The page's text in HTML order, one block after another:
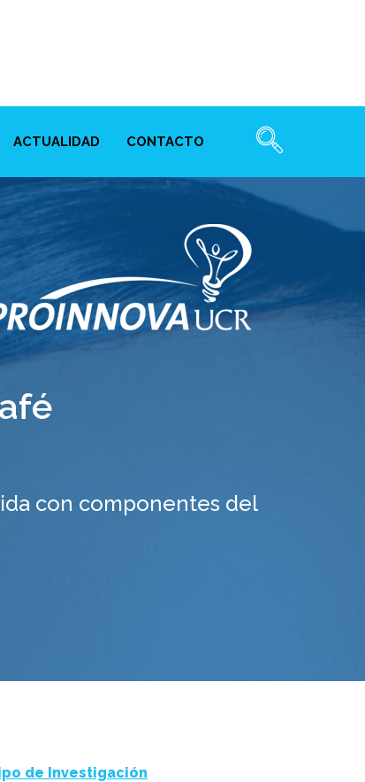
ACTUALIDAD CONTACTO
con componentes del
de Investigación